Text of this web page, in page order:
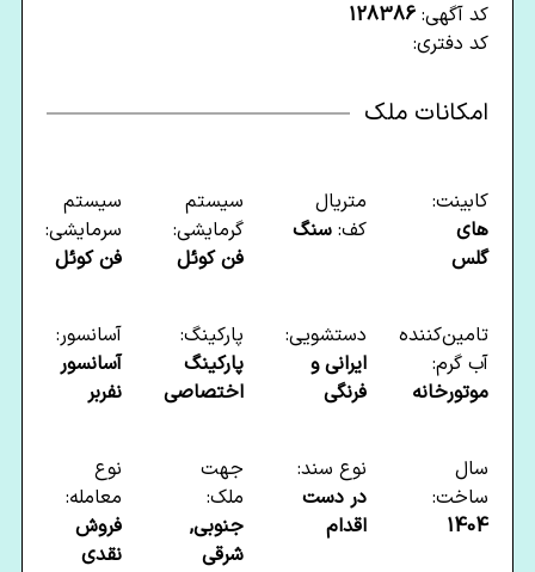
کد آگهی: 128386
کد دفتری:
امکانات ملک
کابینت:
های
گلس
متریال
کف:سنگ
سیستم
گرمایشی:
فن کوئل
سیستم
سرمایشی:
فن کوئل
تامین‌کننده
آب گرم:
موتورخانه
دستشویی:
ایرانی و
فرنگی
پارکینگ:
پارکینگ
اختصاصی
آسانسور:
آسانسور
نفربر
سال
ساخت:
1404
نوع سند:
در دست
اقدام
جهت
ملک:
جنوبی,
شرقی
نوع
معامله:
فروش
نقدی